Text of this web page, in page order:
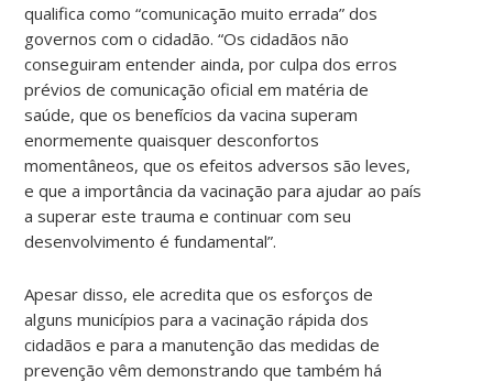
qualifica como “comunicação muito errada” dos
governos com o cidadão. “Os cidadãos não
conseguiram entender ainda, por culpa dos erros
prévios de comunicação oficial em matéria de
saúde, que os benefícios da vacina superam
enormemente quaisquer desconfortos
momentâneos, que os efeitos adversos são leves,
e que a importância da vacinação para ajudar ao país
a superar este trauma e continuar com seu
desenvolvimento é fundamental”.
Apesar disso, ele acredita que os esforços de
alguns municípios para a vacinação rápida dos
cidadãos e para a manutenção das medidas de
prevenção vêm demonstrando que também há